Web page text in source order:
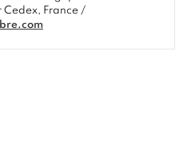
Cedex, France /